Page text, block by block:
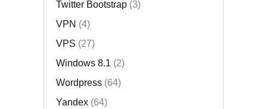
Twitter Bootstrap(3)
VPN (4)
VPS (27)
Windows 8.1 (2)
Wordpress(64)
Yandex(64)